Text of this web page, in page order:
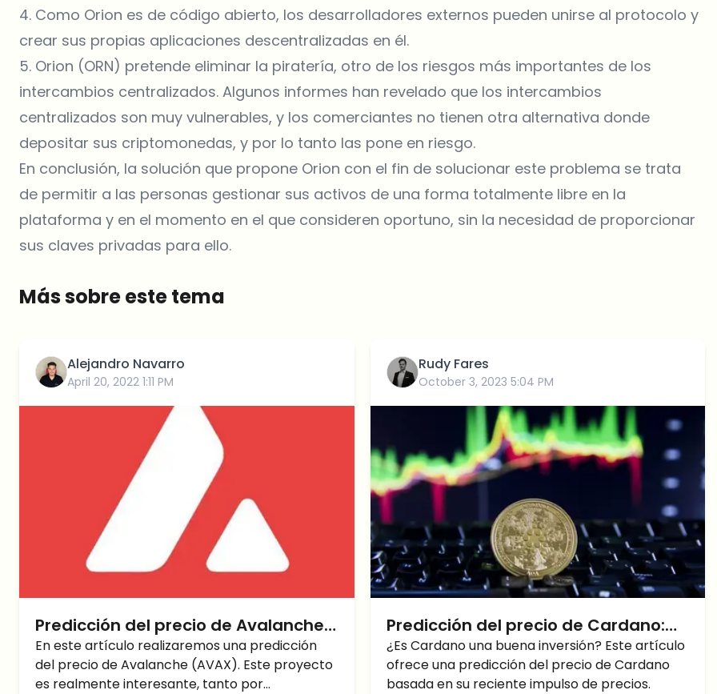
4. Como Orion es de código abierto, los desarrolladores externos pueden unirse al protocolo y
crear sus propias aplicaciones descentralizadas en él.
5. Orion (ORN) pretende eliminar la piratería, otro de los riesgos más importantes de los
intercambios centralizados. Algunos informes han revelado que los intercambios
centralizados son muy vulnerables, y los comerciantes no tienen otra alternativa donde
depositar sus criptomonedas, y por lo tanto las pone en riesgo.
En conclusión, la solución que propone Orion con el fin de solucionar este problema se trata
de permitir a las personas gestionar sus activos de una forma totalmente libre en la
plataforma y en el momento en el que consideren oportuno, sin la necesidad de proporcionar
sus claves privadas para ello.
Más sobre este tema
Alejandro Navarro
April 20, 2022 1:11 PM
Predicción del precio de Avalanche
(AVAX): ¿Mejor que Ethereum?
En este artículo realizaremos una predicción
del precio de Avalanche (AVAX). Este proyecto
es realmente interesante, tanto por
Rudy Fares
October 3, 2023 5:04 PM
Predicción del precio de Cardano:
¿Hasta dónde llegará el Cardano
Precio?
¿Es Cardano una buena inversión? Este artículo
ofrece una predicción del precio de Cardano
basada en su reciente impulso de precios.